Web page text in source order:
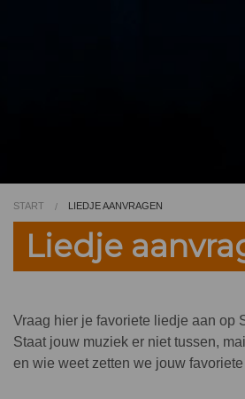
START LIEDJE AANVRAGEN
Liedje
Vraag hier je favoriete liedje aan op
Staat jouw muziek er niet tussen,
en wie weet zetten we jouw